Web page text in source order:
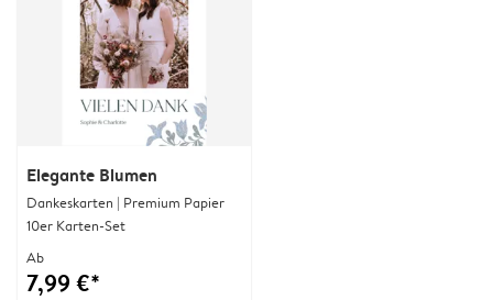
Elegante Blumen
Dankeskarten | Premium Papier
10er Karten-Set
Ab
7,99 €*